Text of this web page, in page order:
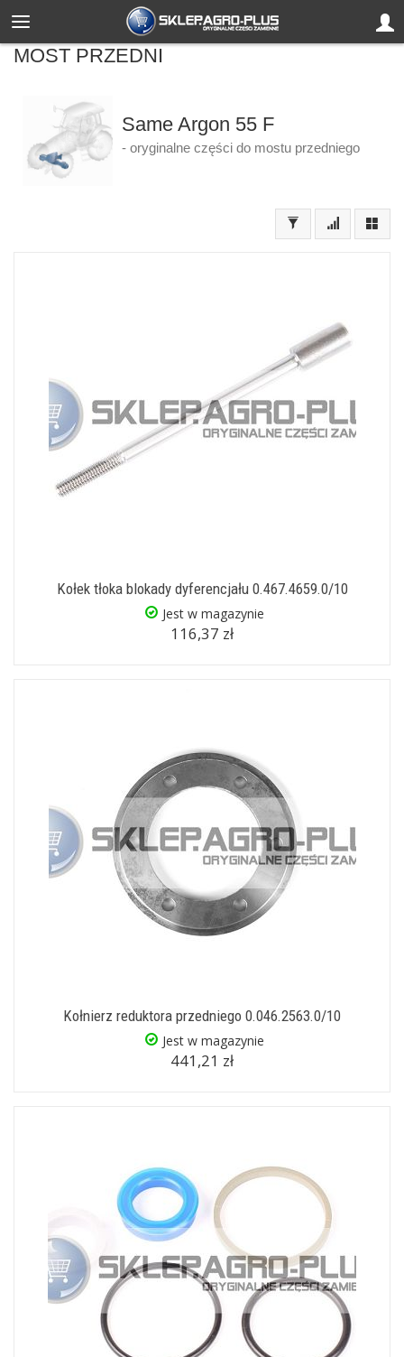
MOST PRZEDNI
Same Argon 55 F
- oryginalne części do mostu przedniego
Kołek tłoka blokady dyferencjału 0.467.4659.0/10
Jest w magazynie
116,37 zł
Kołnierz reduktora przedniego 0.046.2563.0/10
Jest w magazynie
441,21 zł